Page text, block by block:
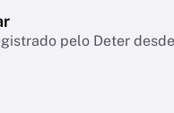
pelo Deter